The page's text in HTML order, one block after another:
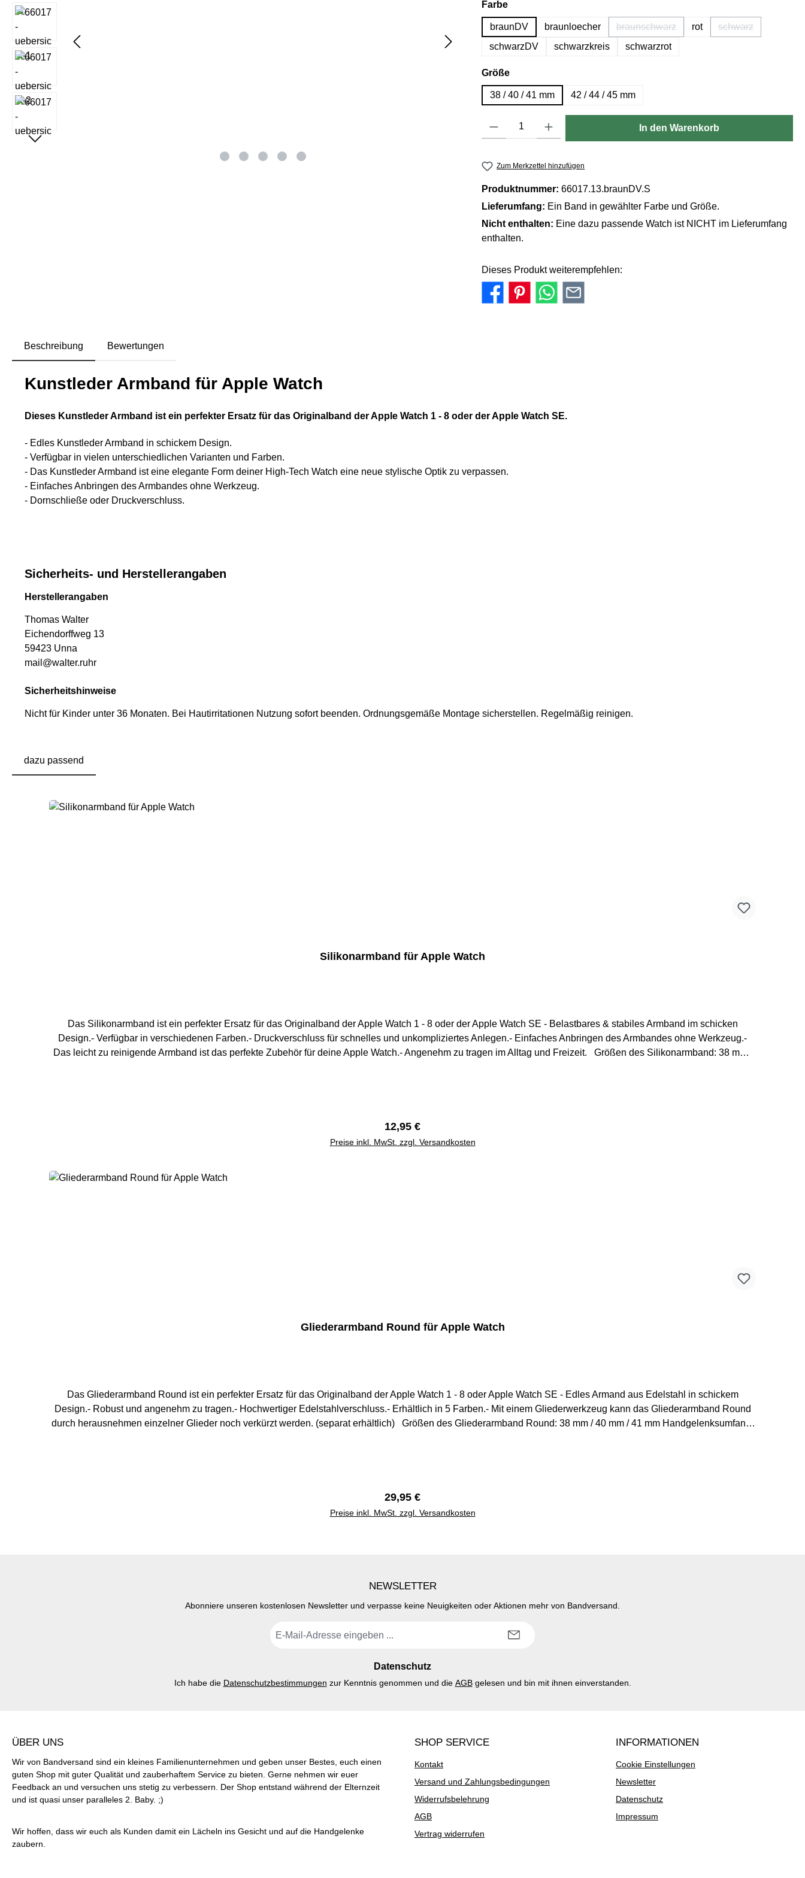
Farbeauswählen
braunDV braunloecher braunschwarz rot schwarz
schwarzDV schwarzkreis schwarzrot
Größeauswählen
38 / 40 / 41 mm 42 / 44 / 45 mm
In den Warenkorb
Zum Merkzettel hinzufügen
Produktnummer: 66017.13.braunDV.S
Lieferumfang: Ein Band in gewählter Farbe und Größe.
Nicht enthalten: Eine dazu passende Watch ist NICHT im Lieferumfang
enthalten.
Dieses Produkt weiterempfehlen:
Beschreibung Bewertungen
Kunstleder Armband für Apple Watch
Dieses Kunstleder Armband ist ein perfekter Ersatz für das Originalband der Apple Watch 1 - 8 oder der Apple Watch SE.
- Edles Kunstleder Armband in schickem Design.
- Verfügbar in vielen unterschiedlichen Varianten und Farben.
- Das Kunstleder Armband ist eine elegante Form deiner High-Tech Watch eine neue stylische Optik zu verpassen.
- Einfaches Anbringen des Armbandes ohne Werkzeug.
- Dornschließe oder Druckverschluss.
Sicherheits- und Herstellerangaben
Herstellerangaben
Thomas Walter
Eichendorffweg 13
59423 Unna
mail@walter.ruhr
Sicherheitshinweise
Nicht für Kinder unter 36 Monaten. Bei Hautirritationen Nutzung sofort beenden. Ordnungsgemäße Montage sicherstellen. Regelmäßig reinigen.
dazu passend
Silikonarmband für Apple Watch
Das Silikonarmband ist ein perfekter Ersatz für das Originalband der Apple Watch 1 - 8 oder der Apple Watch SE - Belastbares & stabiles Armband im schicken
Design.- Verfügbar in verschiedenen Farben.- Druckverschluss für schnelles und unkompliziertes Anlegen.- Einfaches Anbringen des Armbandes ohne Werkzeug.-
Das leicht zu reinigende Armband ist das perfekte Zubehör für deine Apple Watch.- Angenehm zu tragen im Alltag und Freizeit. Größen des Silikonarmband: 38 mm /
Regulärer Preis:
12,95 €
Preise inkl. MwSt. zzgl. Versandkosten
Gliederarmband Round für Apple Watch
Das Gliederarmband Round ist ein perfekter Ersatz für das Originalband der Apple Watch 1 - 8 oder Apple Watch SE - Edles Armand aus Edelstahl in schickem
Design.- Robust und angenehm zu tragen.- Hochwertiger Edelstahlverschluss.- Erhältlich in 5 Farben.- Mit einem Gliederwerkzeug kann das Gliederarmband Round
durch herausnehmen einzelner Glieder noch verkürzt werden. (separat erhältlich) Größen des Gliederarmband Round: 38 mm / 40 mm / 41 mm Handgelenksumfang:
Regulärer Preis:
29,95 €
Preise inkl. MwSt. zzgl. Versandkosten
NEWSLETTER
Abonniere unseren kostenlosen Newsletter und verpasse keine Neuigkeiten oder Aktionen mehr von Bandversand.
Mail-
Datenschutz
Ich habe die Datenschutzbestimmungen zur Kenntnis genommen und die AGBgelesen und bin mit ihnen einverstanden.
ÜBER UNS
Wir von Bandversand sind ein kleines Familienunternehmen und geben unser Bestes, euch einen
guten Shop mit guter Qualität und zauberhaftem Service zu bieten. Gerne nehmen wir euer
Feedback an und versuchen uns stetig zu verbessern. Der Shop entstand während der Elternzeit
und ist quasi unser paralleles 2. Baby. ;)
Wir hoffen, dass wir euch als Kunden damit ein Lächeln ins Gesicht und auf die Handgelenke
zaubern.
SHOP SERVICE
Kontakt
Versand und Zahlungsbedingungen
Widerrufsbelehrung
AGB
Vertrag widerrufen
INFORMATIONEN
Cookie Einstellungen
Newsletter
Datenschutz
Impressum